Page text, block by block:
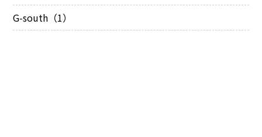
G-south（1）